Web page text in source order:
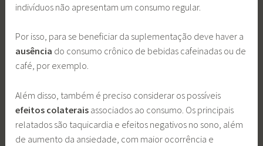
indivíduos não apresentam um consumo regular.
Por isso, para se beneficiar da suplementação deve haver a
ausência do consumo crônico de bebidas cafeinadas ou de
café, por exemplo.
Além disso, também é preciso considerar os possíveis
efeitos colaterais associados ao consumo. Os principais
relatados são taquicardia e efeitos negativos no sono, além
de aumento da ansiedade, com maior ocorrência e